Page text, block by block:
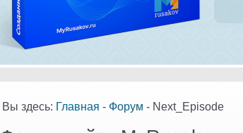
Вы здесь: Главная - Форум - Next_Episode